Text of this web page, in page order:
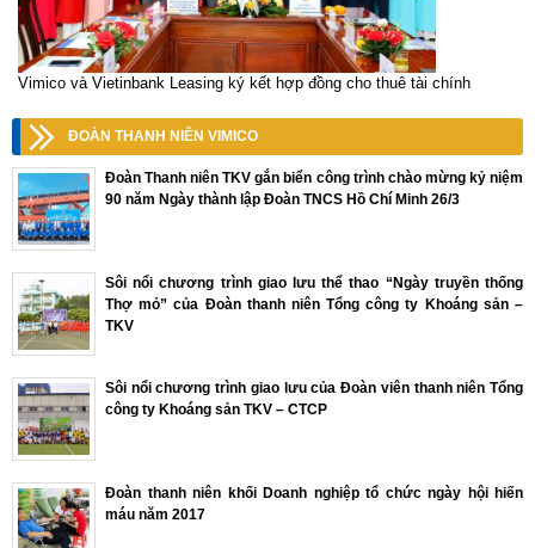
Vimico và Vietinbank Leasing ký kết hợp đồng cho thuê tài chính
ĐOÀN THANH NIÊN VIMICO
Đoàn Thanh niên TKV gắn biển công trình chào mừng kỷ niệm
90 năm Ngày thành lập Đoàn TNCS Hồ Chí Minh 26/3
Sôi nổi chương trình giao lưu thể thao “Ngày truyền thống
Thợ mỏ” của Đoàn thanh niên Tổng công ty Khoáng sản –
TKV
Sôi nổi chương trình giao lưu của Đoàn viên thanh niên Tổng
công ty Khoáng sản TKV – CTCP
Đoàn thanh niên khối Doanh nghiệp tổ chức ngày hội hiến
máu năm 2017